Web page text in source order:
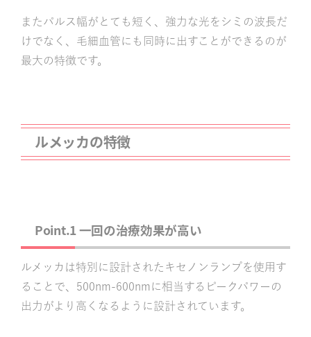
またパルス幅がとても短く、強力な光をシミの波長だ
けでなく、毛細血管にも同時に出すことができるのが
最大の特徴です。
ルメッカの特徴
Point.1 一回の治療効果が高い
ルメッカは特別に設計されたキセノンランプを使用す
ることで、500nm-600nmに相当するピークパワーの
出力がより高くなるように設計されています。